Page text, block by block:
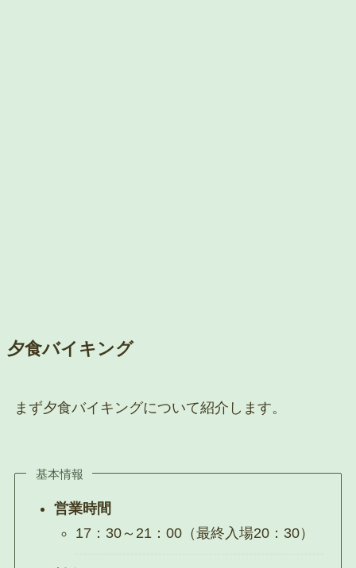
夕食バイキング
まず夕食バイキングについて紹介します。
基本情報
営業時間
17：30～21：00（最終入場20：30）